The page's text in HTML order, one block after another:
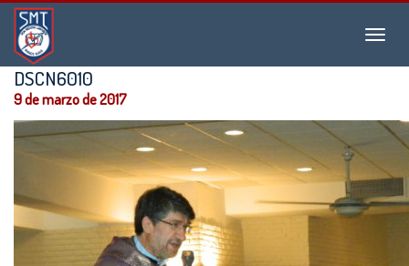
Menu
Instituto
San
Martín
de
Tours
DSCN6010
9 de marzo de 2017